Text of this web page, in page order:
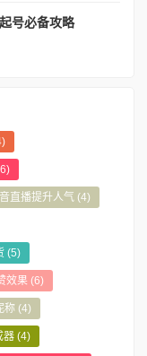
号必备攻略
直播提升人气 (4)
(5)
效果 (6)
称 (4)
器 (4)